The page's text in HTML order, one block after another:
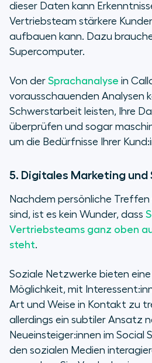
dieser Daten kann
Vertriebsteam stärkere
aufbauen kann. Dazu
Supercomputer.
Von der Sprachanalyse in
vorausschauenden Analysen
Schwerstarbeit leisten, Ihre
überprüfen und sogar
um die Bedürfnisse Ihrer
5. Digitales Marketing und
Nachdem persönliche
sind, ist es kein Wunder, dass
Vertriebsteams ganz oben
steht.
Soziale Netzwerke bieten
Möglichkeit, mit
Art und Weise in Kontakt zu
allerdings ein subtiler Ansatz
Neueinsteiger:innen im Social
den sozialen Medien